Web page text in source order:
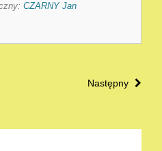
CZARNY Jan
Następny